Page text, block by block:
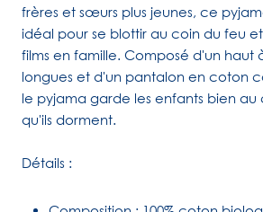
frères et sœurs plus jeunes, ce
idéal pour se blottir au coin du feu
films en famille. Composé d'un haut
longues et d'un pantalon en coton
le pyjama garde les enfants bien
qu'ils dorment.
Détails :